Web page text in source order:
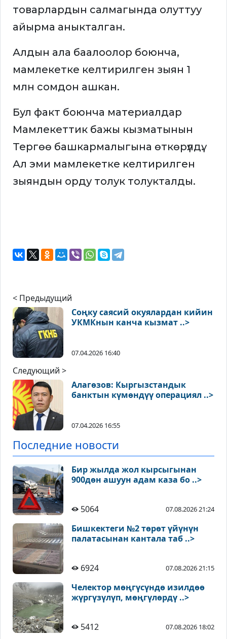
товарлардын салмагында олуттуу
айырма аныкталган.
Алдын ала баалоолор боюнча,
мамлекетке келтирилген зыян 1
млн сомдон ашкан.
Бул факт боюнча материалдар
Мамлекеттик бажы кызматынын
Тергөө башкармалыгына өткөрүлдү.
Ал эми мамлекетке келтирилген
зыяндын орду толук толукталды.
< Предыдущий
Соңку саясий окуялардан кийин
УКМКнын канча кызмат ..>
07.04.2026 16:40
Следующий >
Алагөзов: Кыргызстандык
банктын күмөндүү операциял ..>
07.04.2026 16:55
Последние новости
Бир жылда жол кырсыгынан
900дөн ашуун адам каза бо ..>
5064 07.08.2026 21:24
Бишкектеги №2 төрөт үйүнүн
палатасынан кантала таб ..>
6924 07.08.2026 21:15
Челектор мөңгүсүндө изилдөө
жүргүзүлүп, мөңгүлөрдү ..>
5412 07.08.2026 18:02